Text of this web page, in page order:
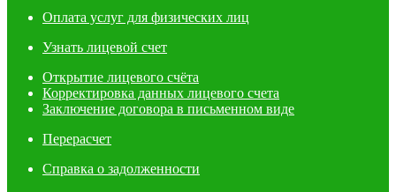
Оплата услуг для физических лиц
Узнать лицевой счет
Открытие лицевого счёта
Корректировка данных лицевого счета
Заключение договора в письменном виде
Перерасчет
Справка о задолженности